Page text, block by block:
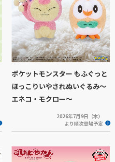
ポケットモンスター もふぐっと
ほっこりいやされぬいぐるみ～
エネコ・モクロー～
2026年7月9日（木）
より順次登場予定